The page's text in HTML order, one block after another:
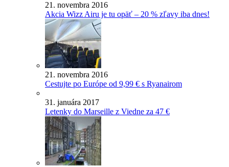
21. novembra 2016
Akcia Wizz Airu je tu opäť – 20 % zľavy iba dnes!
21. novembra 2016
Cestujte po Európe od 9,99 € s Ryanairom
31. januára 2017
Letenky do Marseille z Viedne za 47 €